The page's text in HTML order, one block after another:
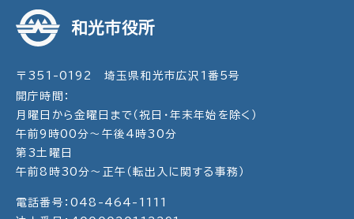
和光市役所
〒351-0192 埼玉県和光市広沢1番5号
開庁時間：
月曜日から金曜日まで（祝日・年末年始を除く）
午前9時00分～午後4時30分
第3土曜日
午前8時30分～正午（転出入に関する事務）
電話番号：048-464-1111